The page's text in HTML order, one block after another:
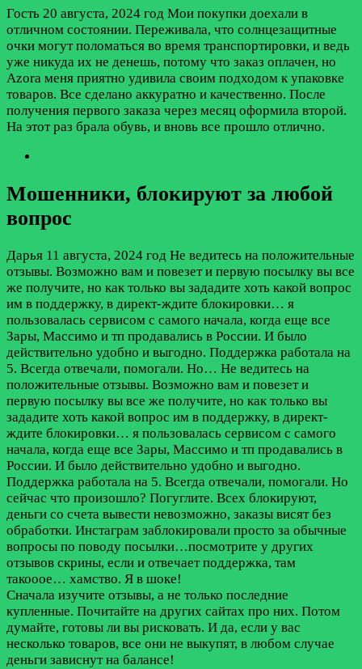
Гость 20 августа, 2024 год Мои покупки доехали в
отличном состоянии. Переживала, что солнцезащитные
очки могут поломаться во время транспортировки, и ведь
уже никуда их не денешь, потому что заказ оплачен, но
Azora меня приятно удивила своим подходом к упаковке
товаров. Все сделано аккуратно и качественно. После
получения первого заказа через месяц оформила второй.
На этот раз брала обувь, и вновь все прошло отлично.
Мошенники, блокируют за любой
вопрос
Дарья 11 августа, 2024 год Не ведитесь на положительные
отзывы. Возможно вам и повезет и первую посылку вы все
же получите, но как только вы зададите хоть какой вопрос
им в поддержку, в директ-ждите блокировки… я
пользовалась сервисом с самого начала, когда еще все
Зары, Массимо и тп продавались в России. И было
действительно удобно и выгодно. Поддержка работала на
5. Всегда отвечали, помогали. Но… Не ведитесь на
положительные отзывы. Возможно вам и повезет и
первую посылку вы все же получите, но как только вы
зададите хоть какой вопрос им в поддержку, в директ-
ждите блокировки… я пользовалась сервисом с самого
начала, когда еще все Зары, Массимо и тп продавались в
России. И было действительно удобно и выгодно.
Поддержка работала на 5. Всегда отвечали, помогали. Но
сейчас что произошло? Погуглите. Всех блокируют,
деньги со счета вывести невозможно, заказы висят без
обработки. Инстаграм заблокировали просто за обычные
вопросы по поводу посылки…посмотрите у других
отзывов скрины, если и отвечает поддержка, там
такооое… хамство. Я в шоке!
Сначала изучите отзывы, а не только последние
купленные. Почитайте на других сайтах про них. Потом
думайте, готовы ли вы рисковать. И да, если у вас
несколько товаров, все они не выкупят, в любом случае
деньги зависнут на балансе!